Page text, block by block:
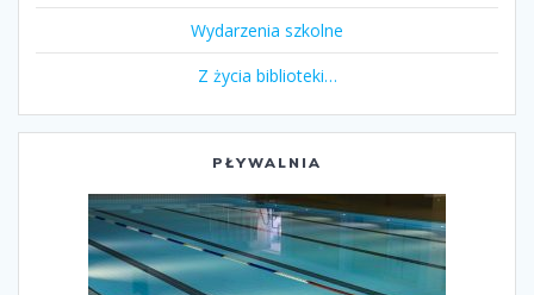
Wydarzenia szkolne
Z życia biblioteki…
PŁYWALNIA